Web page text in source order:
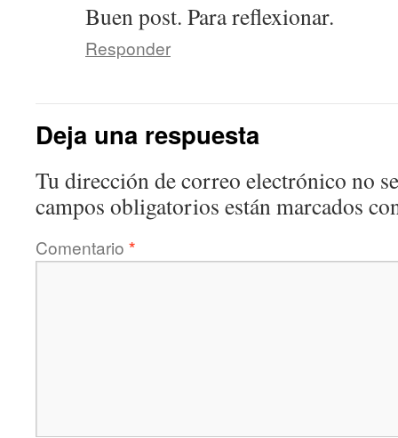
Buen post. Para reflexionar.
Responder
Deja una respuesta
Tu dirección de correo electrónico no
campos obligatorios están marcados
Comentario *